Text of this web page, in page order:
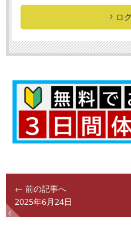
ロ
← 前の記事へ
2025年6月24日